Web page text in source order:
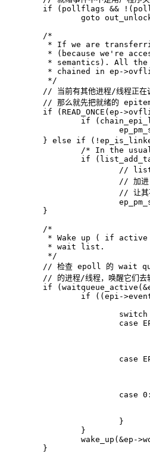
if
( pollflags && ! (
goto
	 */
if
( READ_ONCE ( ep ->
if
(
} else if ( !
/* In the
if
(
}
	 */
if
( waitqueue_active ( &
if
(( epi ->
switch
case
case
case 0 :
}
}
wake_up ( &ep ->
}